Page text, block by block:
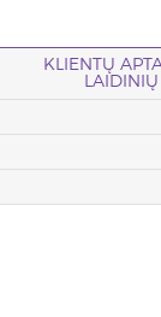
KLIENTŲ